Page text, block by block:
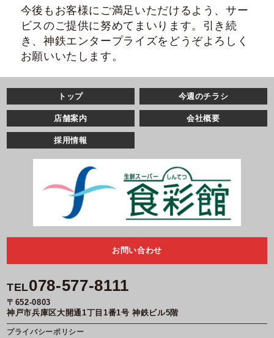
今後もお客様にご満足いただけるよう、サー
ビスのご提供に努めてまいります。引き続
き、神鉄エンタープライズをどうぞよろしく
お願いいたします。
トップ 今週のチラシ
店舗案内 会社概要
採用情報
お問い合わせ
TEL078-577-8111
〒652-0803
神戸市兵庫区大開通1丁目1番1号 神鉄ビル5階
プライバシーポリシー